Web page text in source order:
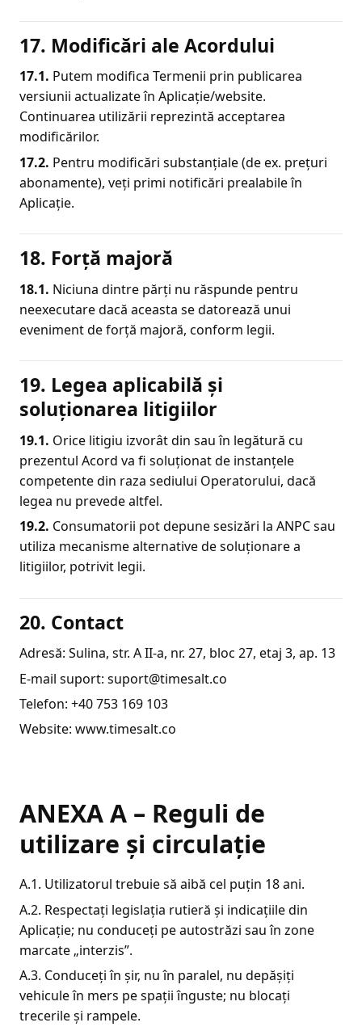
17. Modificări ale Acordului
17.1. Putem modifica Termenii prin publicarea
versiunii actualizate în Aplicație/website.
Continuarea utilizării reprezintă acceptarea
modificărilor.
17.2. Pentru modificări substanțiale (de ex. prețuri
abonamente), veți primi notificări prealabile în
Aplicație.
18. Forță majoră
18.1. Niciuna dintre părți nu răspunde pentru
neexecutare dacă aceasta se datorează unui
eveniment de forță majoră, conform legii.
19. Legea aplicabilă și
soluționarea litigiilor
19.1. Orice litigiu izvorât din sau în legătură cu
prezentul Acord va fi soluționat de instanțele
competente din raza sediului Operatorului, dacă
legea nu prevede altfel.
19.2. Consumatorii pot depune sesizări la ANPC sau
utiliza mecanisme alternative de soluționare a
litigiilor, potrivit legii.
20. Contact
Adresă: Sulina, str. A II-a, nr. 27, bloc 27, etaj 3, ap. 13
E-mail suport: suport@timesalt.co
Telefon: +40 753 169 103
Website: www.timesalt.co
ANEXA A – Reguli de
utilizare și circulație
A.1. Utilizatorul trebuie să aibă cel puțin 18 ani.
A.2. Respectați legislația rutieră și indicațiile din
Aplicație; nu conduceți pe autostrăzi sau în zone
marcate „interzis”.
A.3. Conduceți în șir, nu în paralel, nu depășiți
vehicule în mers pe spații înguste; nu blocați
trecerile și rampele.